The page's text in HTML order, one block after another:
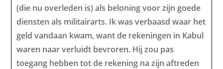
(die nu overleden is) als beloning voor zijn goede
diensten als militairarts. Ik was verbaasd waar het
geld vandaan kwam, want de rekeningen in Kabul
waren naar verluidt bevroren. Hij zou pas
toegang hebben tot de rekening na zijn aftreden